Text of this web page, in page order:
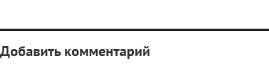
Добавить комментарий